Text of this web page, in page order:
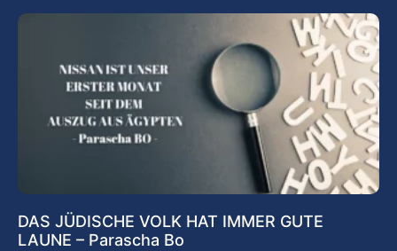
DAS JÜDISCHE VOLK HAT IMMER GUTE
LAUNE – Parascha Bo